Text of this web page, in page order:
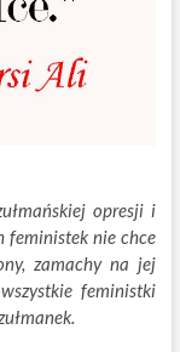
opresji i
feministek nie chce
zamachy na jej
feministki